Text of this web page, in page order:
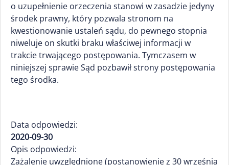
o uzupełnienie orzeczenia stanowi w zasadzie jedyny
środek prawny, który pozwala stronom na
kwestionowanie ustaleń sądu, do pewnego stopnia
niweluje on skutki braku właściwej informacji w
trakcie trwającego postępowania. Tymczasem w
niniejszej sprawie Sąd pozbawił strony postępowania
tego środka.
Data odpowiedzi:
2020-09-30
Opis odpowiedzi:
Zażalenie uwzględnione (postanowienie z 30 września